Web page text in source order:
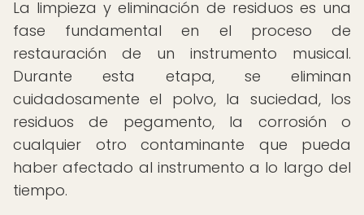
La limpieza y eliminación de residuos es una
fase fundamental en el proceso de
restauración de un instrumento musical.
Durante esta etapa, se eliminan
cuidadosamente el polvo, la suciedad, los
residuos de pegamento, la corrosión o
cualquier otro contaminante que pueda
haber afectado al instrumento a lo largo del
tiempo.